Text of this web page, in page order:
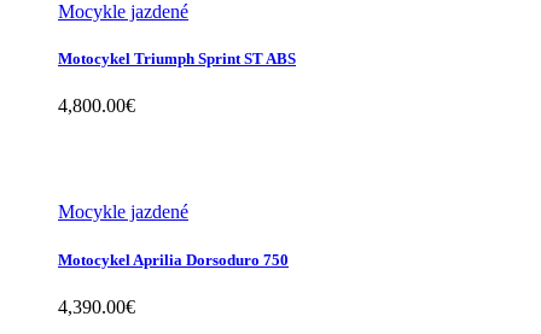
Mocykle jazdené
Motocykel Triumph Sprint ST ABS
4,800.00€
Mocykle jazdené
Motocykel Aprilia Dorsoduro 750
4,390.00€